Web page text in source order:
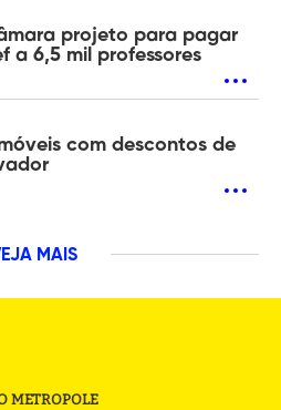
projeto para pagar
a 6,5 mil professores
com descontos de
MAIS
METROPOLE